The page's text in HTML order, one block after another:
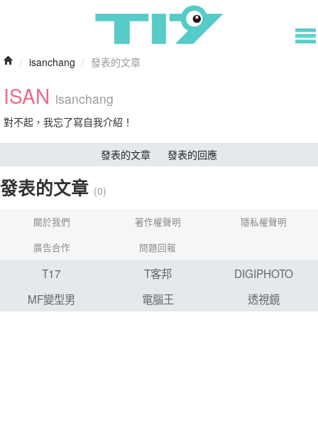
/ isanchang / 發表的文章
ISAN isanchang
對不起，我忘了寫自我介紹！
發表的文章 發表的回應
發表的文章 (0)
關於我們 著作權聲明
隱私權聲明
廣告合作
問題回報
T17 T客邦
DIGIPHOTO
MF變型男
電腦王 透視鏡